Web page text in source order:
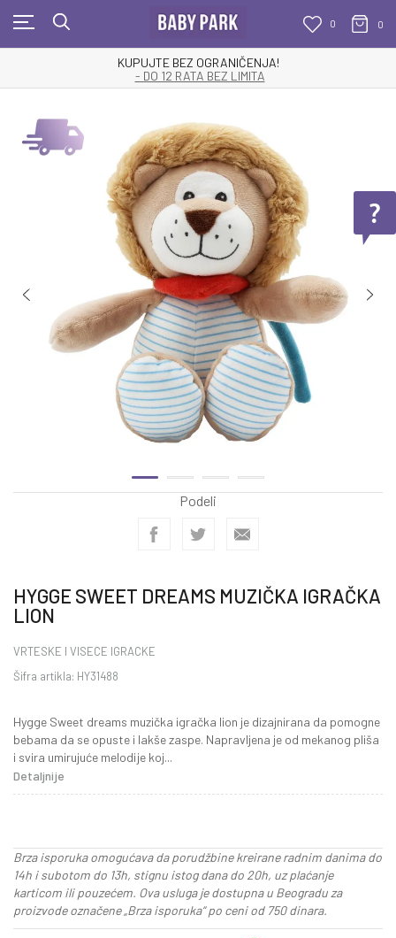
0 0
KUPUJTE BEZ OGRANIČENJA!
- DO 12 RATA BEZ LIMITA
Podeli
HYGGE SWEET DREAMS MUZIČKA IGRAČKA
LION
VRTESKE I VISECE IGRACKE
Šifra artikla: HY31488
Hygge Sweet dreams muzička igračka lion je dizajnirana da pomogne
bebama da se opuste i lakše zaspe. Napravljena je od mekanog pliša
i svira umirujuće melodije koj...
Detaljnije
Brza isporuka omogućava da porudžbine kreirane radnim danima do
14h i subotom do 13h, stignu istog dana do 20h, uz plaćanje
karticom ili pouzećem. Ova usluga je dostupna u Beogradu za
proizvode označene „Brza isporuka“ po ceni od 750 dinara.